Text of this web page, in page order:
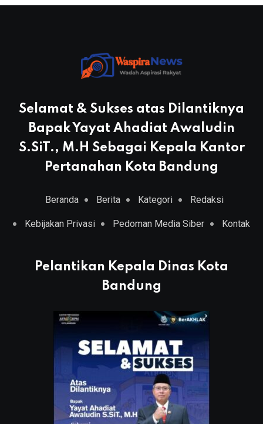
Selamat & Sukses atas Dilantiknya
Bapak Yayat Ahadiat Awaludin
S.SiT., M.H Sebagai Kepala Kantor
Pertanahan Kota Bandung
Beranda Berita Kategori Redaksi
Kebijakan Privasi Pedoman Media Siber Kontak
Pelantikan Kepala Dinas Kota
Bandung